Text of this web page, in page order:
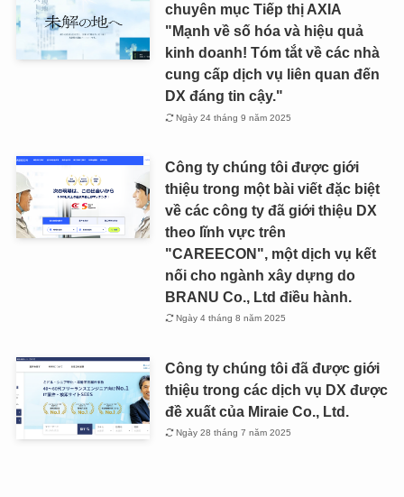
chuyên mục Tiếp thị AXIA
"Mạnh về số hóa và hiệu quả
kinh doanh! Tóm tắt về các nhà
cung cấp dịch vụ liên quan đến
DX đáng tin cậy."
Ngày 24 tháng 9 năm 2025
Công ty chúng tôi được giới
thiệu trong một bài viết đặc biệt
về các công ty đã giới thiệu DX
theo lĩnh vực trên
"CAREECON", một dịch vụ kết
nối cho ngành xây dựng do
BRANU Co., Ltd điều hành.
Ngày 4 tháng 8 năm 2025
Công ty chúng tôi đã được giới
thiệu trong các dịch vụ DX được
đề xuất của Miraie Co., Ltd.
Ngày 28 tháng 7 năm 2025